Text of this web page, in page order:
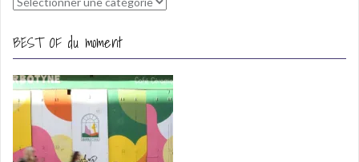
BEST OF du moment